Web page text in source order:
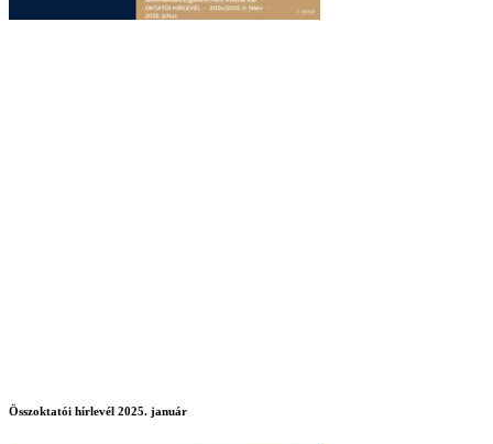
Összoktatói hírlevél 2025. január